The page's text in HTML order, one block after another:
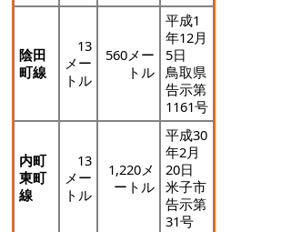
陰田
町線
13
メー
トル
560メー
トル
平成1
年12月
5日
鳥取県
告示第
1161号
内町
東町
線
13
メー
トル
1,220メ
ートル
平成30
年2月
20日
米子市
告示第
31号